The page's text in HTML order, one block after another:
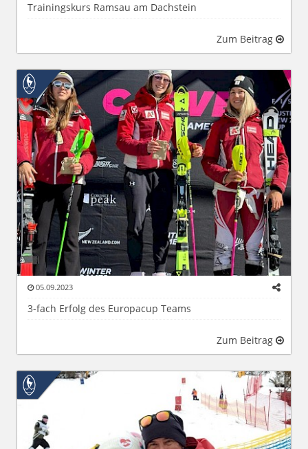
Trainingskurs Ramsau am Dachstein
Zum Beitrag
05.09.2023
3-fach Erfolg des Europacup Teams
Zum Beitrag